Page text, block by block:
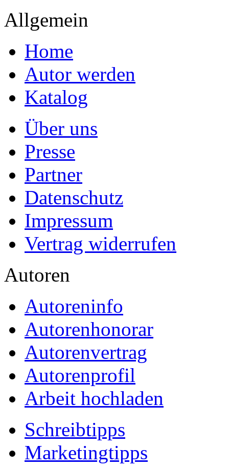
Allgemein
Home
Autor werden
Katalog
Über uns
Presse
Partner
Datenschutz
Impressum
Vertrag widerrufen
Autoren
Autoreninfo
Autorenhonorar
Autorenvertrag
Autorenprofil
Arbeit hochladen
Schreibtipps
Marketingtipps